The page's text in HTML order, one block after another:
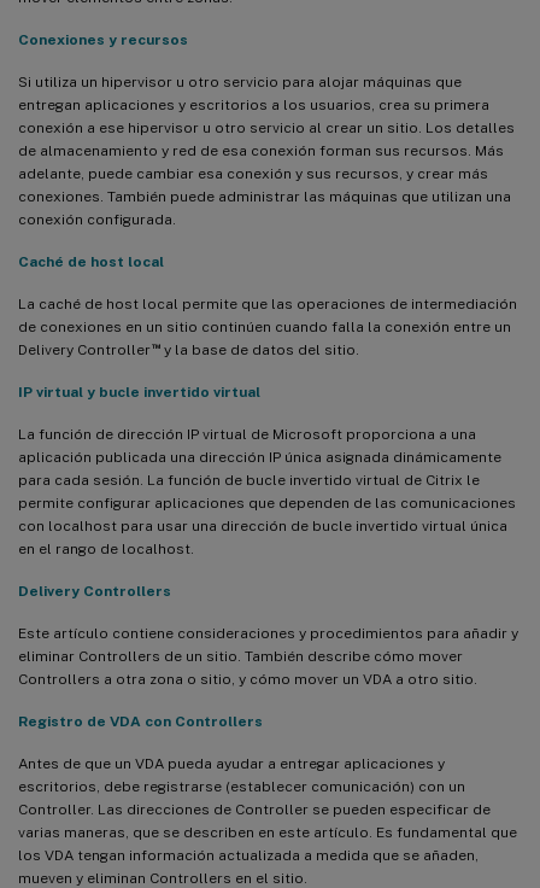
Conexiones y recursos
Si utiliza un hipervisor u otro servicio para alojar máquinas que
entregan aplicaciones y escritorios a los usuarios, crea su primera
conexión a ese hipervisor u otro servicio al crear un sitio. Los detalles
de almacenamiento y red de esa conexión forman sus recursos. Más
adelante, puede cambiar esa conexión y sus recursos, y crear más
conexiones. También puede administrar las máquinas que utilizan una
conexión configurada.
Caché de host local
La caché de host local permite que las operaciones de intermediación
de conexiones en un sitio continúen cuando falla la conexión entre un
Delivery Controller™y la base de datos del sitio.
IP virtual y bucle invertido virtual
La función de dirección IP virtual de Microsoft proporciona a una
aplicación publicada una dirección IP única asignada dinámicamente
para cada sesión. La función de bucle invertido virtual de Citrix le
permite configurar aplicaciones que dependen de las comunicaciones
con localhost para usar una dirección de bucle invertido virtual única
en el rango de localhost.
Delivery Controllers
Este artículo contiene consideraciones y procedimientos para añadir y
eliminar Controllers de un sitio. También describe cómo mover
Controllers a otra zona o sitio, y cómo mover un VDA a otro sitio.
Registro de VDA con Controllers
Antes de que un VDA pueda ayudar a entregar aplicaciones y
escritorios, debe registrarse (establecer comunicación) con un
Controller. Las direcciones de Controller se pueden especificar de
varias maneras, que se describen en este artículo. Es fundamental que
los VDA tengan información actualizada a medida que se añaden,
mueven y eliminan Controllers en el sitio.